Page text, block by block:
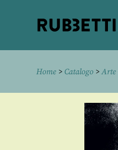
Home > Catalogo >Arte